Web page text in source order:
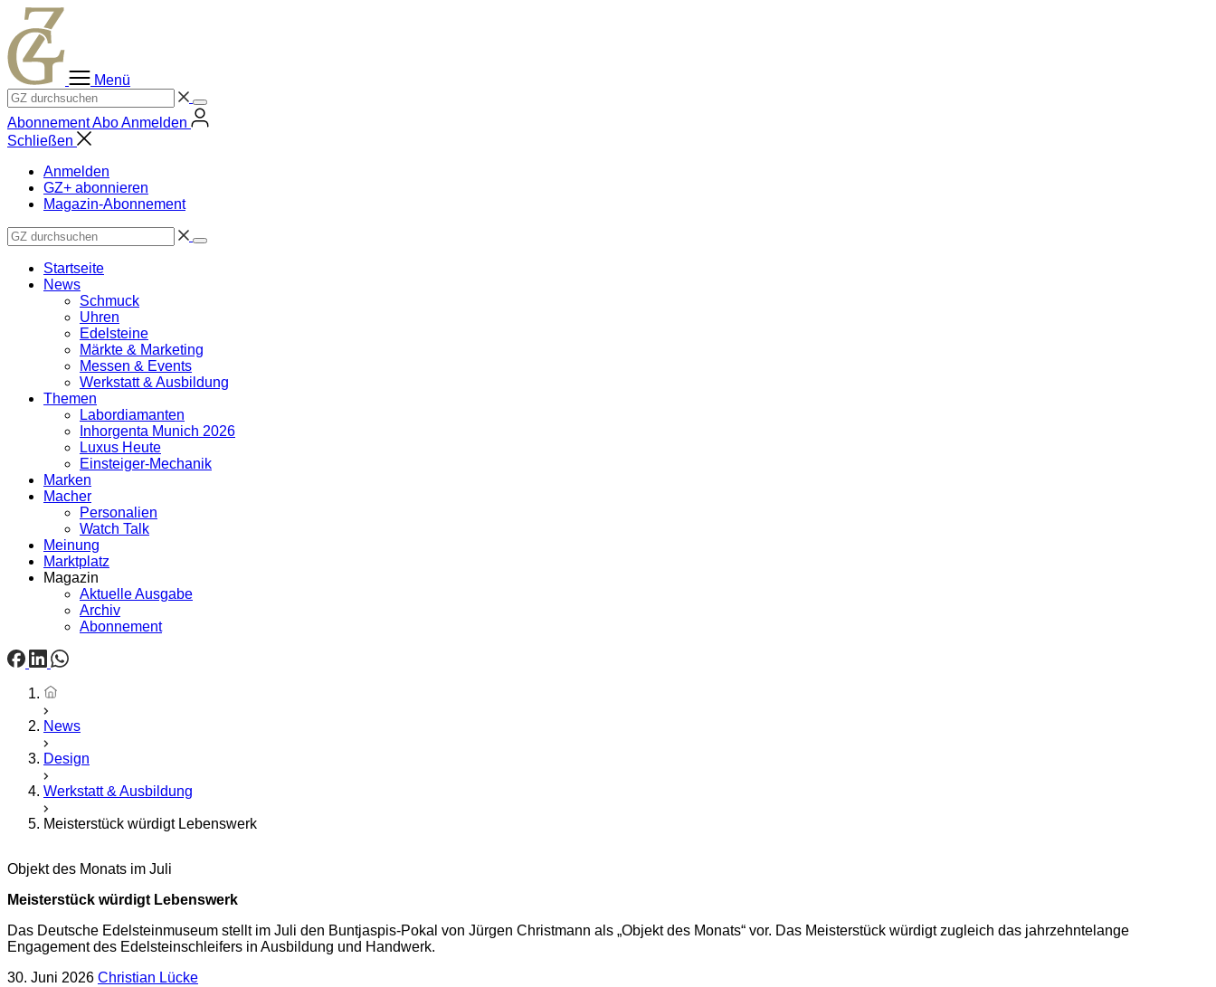
Zum
Inhalt
springen
Menü
AbonnementAboAnmelden
Schließen
Anmelden
GZ+ abonnieren
Magazin-Abonnement
Startseite
News
Schmuck
Uhren
Edelsteine
Märkte & Marketing
Messen & Events
Werkstatt & Ausbildung
Themen
Labordiamanten
Inhorgenta Munich 2026
Luxus Heute
Einsteiger-Mechanik
Marken
Macher
Personalien
Watch Talk
Meinung
Marktplatz
Magazin
Aktuelle Ausgabe
Archiv
Abonnement
Startseite
News
Design
Werkstatt & Ausbildung
Meisterstück würdigt Lebenswerk
Objekt des Monats im Juli
Meisterstück würdigt Lebenswerk
Das Deutsche Edelsteinmuseum stellt im Juli den Buntjaspis-Pokal von Jürgen Christmann als „Objekt des Monats“ vor. Das Meisterstück würdigt zugleich das jahrzehntelange
Engagement des Edelsteinschleifers in Ausbildung und Handwerk.
30. Juni 2026 Christian Lücke